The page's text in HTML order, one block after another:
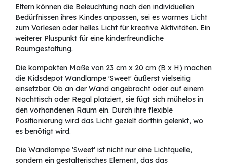
Eltern können die Beleuchtung nach den individuellen
Bedürfnissen ihres Kindes anpassen, sei es warmes Licht
zum Vorlesen oder helles Licht für kreative Aktivitäten. Ein
weiterer Pluspunkt für eine kinderfreundliche
Raumgestaltung.
Die kompakten Maße von 23 cm x 20 cm (B x H) machen
die Kidsdepot Wandlampe 'Sweet' äußerst vielseitig
einsetzbar. Ob an der Wand angebracht oder auf einem
Nachttisch oder Regal platziert, sie fügt sich mühelos in
den vorhandenen Raum ein. Durch ihre flexible
Positionierung wird das Licht gezielt dorthin gelenkt, wo
es benötigt wird.
Die Wandlampe 'Sweet' ist nicht nur eine Lichtquelle,
sondern ein gestalterisches Element, das das